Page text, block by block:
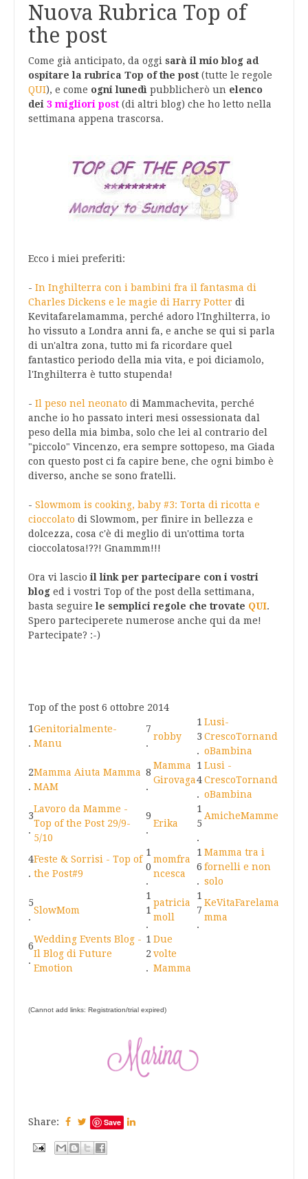
Nuova Rubrica Top of
the post
Come già anticipato, da oggi sarà il mio blog ad
ospitare la rubrica Top of the post (tutte le regole
QUI), e come ogni lunedì pubblicherò un elenco
dei 3 migliori post (di altri blog) che ho letto nella
settimana appena trascorsa.
Ecco i miei preferiti:
- In Inghilterra con i bambini fra il fantasma di
Charles Dickens e le magie di Harry Potter di
Kevitafarelamamma, perché adoro l'Inghilterra, io
ho vissuto a Londra anni fa, e anche se qui si parla
di un'altra zona, tutto mi fa ricordare quel
fantastico periodo della mia vita, e poi diciamolo,
l'Inghilterra è tutto stupenda!
- Il peso nel neonato di Mammachevita, perché
anche io ho passato interi mesi ossessionata dal
peso della mia bimba, solo che lei al contrario del
"piccolo" Vincenzo, era sempre sottopeso, ma Giada
con questo post ci fa capire bene, che ogni bimbo è
diverso, anche se sono fratelli.
- Slowmom is cooking, baby #3: Torta di ricotta e
cioccolato di Slowmom, per finire in bellezza e
dolcezza, cosa c'è di meglio di un'ottima torta
cioccolatosa!??! Gnammm!!!
Ora vi lascioil link per partecipare con i vostri
blog ed i vostri Top of the post della settimana,
basta seguirele semplici regole che trovate QUI.
Spero parteciperete numerose anche qui da me!
Partecipate? :-)
Top of the post 6 ottobre 2014
1
.
Genitorialmente-
Manu
7
.
robby
1
3
.
Lusi-
CrescoTornand
oBambina
2
.
Mamma Aiuta Mamma
MAM
8
.
Mamma
Girovaga
1
4
.
Lusi -
CrescoTornand
oBambina
3
.
Lavoro da Mamme -
Top of the Post 29/9-
5/10
9
.
Erika
1
5
.
AmicheMamme
4
.
Feste & Sorrisi - Top of
the Post#9
1
0
.
momfra
ncesca
1
6
.
Mamma tra i
fornelli e non
solo
5
.
SlowMom
1
1
.
patricia
moll
1
7
.
KeVitaFarelama
mma
6
.
Wedding Events Blog -
Il Blog di Future
Emotion
1
2
.
Due
volte
Mamma
(Cannot add links: Registration/trial expired)
Share: Save